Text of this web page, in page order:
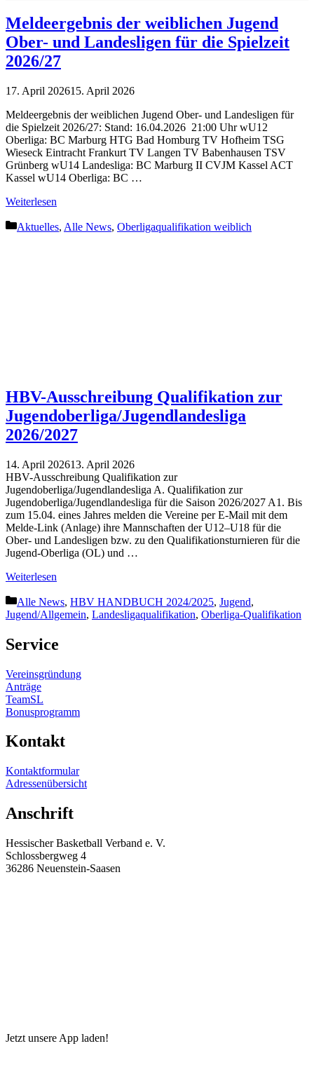
Melde­er­gebnis der weiblichen Jugend
Ober- und Landes­ligen für die Spielzeit
2026/27
17. April 202615. April 2026
Melde­er­gebnis der weiblichen Jugend Ober- und Landes­ligen für
die Spielzeit 2026/27: Stand: 16.04.2026 21:00 Uhr wU12
Oberliga: BC Marburg HTG Bad Homburg TV Hofheim TSG
Wieseck Eintracht Frankurt TV Langen TV Baben­hausen TSV
Grünberg wU14 Landesliga: BC Marburg II CVJM Kassel ACT
Kassel wU14 Oberliga: BC …
Weiter­lesen
Kategorien
Aktuelles, Alle News, Oberligaqualifikation weiblich
HBV-Ausschreibung Quali­fi­kation zur
Jugendoberliga/Jugendlandesliga
2026/2027
14. April 202613. April 2026
HBV-Ausschreibung Quali­fi­kation zur
Jugendoberliga/Jugendlandesliga A. Quali­fi­kation zur
Jugendoberliga/Jugendlandesliga für die Saison 2026/2027 A1. Bis
zum 15.04. eines Jahres melden die Vereine per E-Mail mit dem
Melde-Link (Anlage) ihre Mannschaften der U12–U18 für die
Ober- und Landes­ligen bzw. zu den Quali­fi­ka­ti­ons­tur­nieren für die
Jugend-Oberliga (OL) und …
Weiter­lesen
Kategorien
Alle News, HBV HANDBUCH 2024/2025, Jugend,
Jugend/Allgemein, Landesligaqualifikation, Oberliga-Qualifikation
Service
Vereins­gründung
Anträge
TeamSL
Bonus­pro­gramm
Kontakt
Kontakt­for­mular
Adres­sen­über­sicht
Anschrift
Hessi­scher Basketball Verband e. V.
Schloss­bergweg 4
36286 Neuenstein-Saasen
Jetzt unsere App laden!